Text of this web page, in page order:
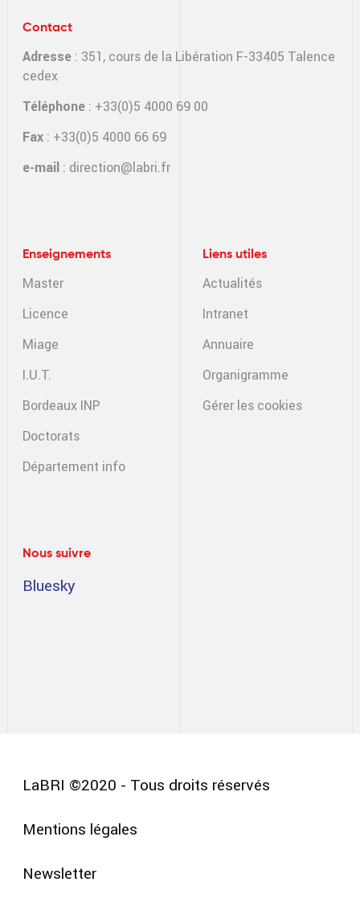
Contact
Adresse : 351, cours de la Libération F-33405 Talence
cedex
Téléphone : +33(0)5 4000 69 00
Fax : +33(0)5 4000 66 69
e-mail : direction@labri.fr
Enseignements
Master
Licence
Miage
I.U.T.
Bordeaux INP
Doctorats
Département info
Liens utiles
Actualités
Intranet
Annuaire
Organigramme
Gérer les cookies
Nous suivre
Bluesky
LaBRI ©2020 - Tous droits réservés
Mentions légales
Newsletter